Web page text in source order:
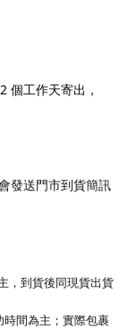
個工作天寄出，
門市到貨簡訊
，到貨後同現貨出貨
主；實際包裹